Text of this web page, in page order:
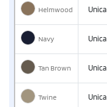
Helmwood Unica
Navy Unica
Tan Brown Unica
Twine Unica